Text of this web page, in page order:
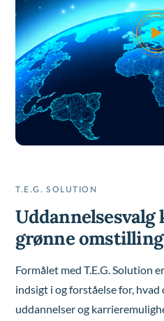
T.E.G. SOLUTION
Uddannelsesvalg
grønne omstilling
Formålet med T.E.G. Solution
indsigt i og forståelse for,
uddannelser og